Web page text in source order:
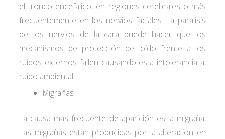
el tronco encefálico, en regiones cerebrales o más
frecuentemente en los nervios faciales. La parálisis
de los nervios de la cara puede hacer que los
mecanismos de protección del oído frente a los
ruidos externos fallen causando esta intolerancia al
ruido ambiental.
Migrañas
La causa más frecuente de aparición es la migraña.
Las migrañas están producidas por la alteración en